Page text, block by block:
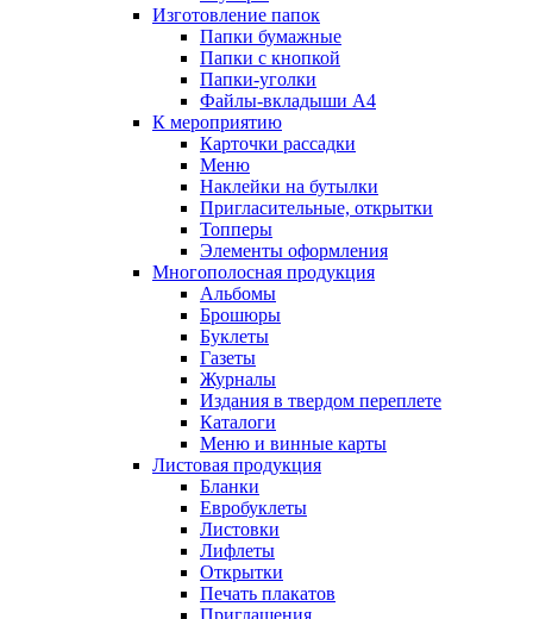
Изготовление папок
Папки бумажные
Папки с кнопкой
Папки-уголки
Файлы-вкладыши А4
К мероприятию
Карточки рассадки
Меню
Наклейки на бутылки
Пригласительные, открытки
Топперы
Элементы оформления
Многополосная продукция
Альбомы
Брошюры
Буклеты
Газеты
Журналы
Издания в твердом переплете
Каталоги
Меню и винные карты
Листовая продукция
Бланки
Евробуклеты
Листовки
Лифлеты
Открытки
Печать плакатов